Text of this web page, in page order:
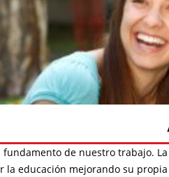
de nuestro trabajo.
la educación mejorando su